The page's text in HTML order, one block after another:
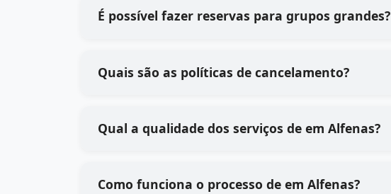
É possível fazer reservas para grupos grandes?
Quais são as políticas de cancelamento?
Qual a qualidade dos serviços de em Alfenas?
Como funciona o processo de em Alfenas?